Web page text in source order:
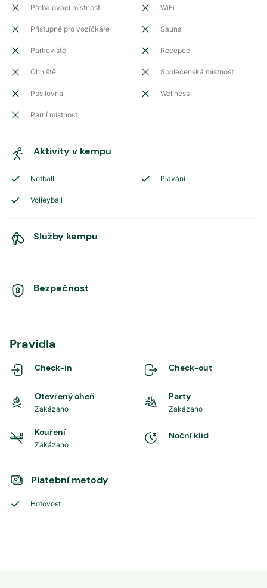
Přebalovací místnost WiFi
Přístupné pro vozíčkáře Sauna
Parkoviště Recepce
Ohniště Společenská místnost
Posilovna Wellness
Parní místnost
Aktivity v kempu
Netball Plavání
Volleyball
Služby kempu
Bezpečnost
Pravidla
Check-in Check-out
Otevřený oheň
Zakázano
Party
Zakázano
Kouření
Zakázano
Noční klid
Platební metody
Hotovost